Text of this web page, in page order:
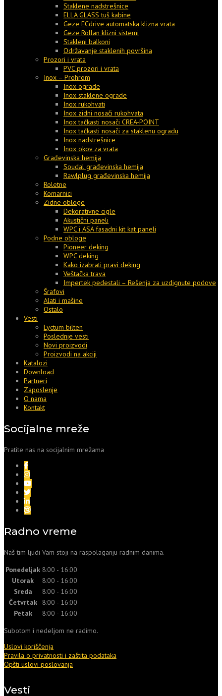
Staklene nadstrešnice
ELLA GLASS tuš kabine
Geze ECdrive automatska klizna vrata
Geze Rollan klizni sistemi
Stakleni balkoni
Održavanje staklenih površina
Prozori i vrata
PVC prozori i vrata
Inox – Prohrom
Inox ograde
Inox staklene ograde
Inox rukohvati
Inox zidni nosači rukohvata
Inox tačkasti nosači CREA-POINT
Inox tačkasti nosači za staklenu ogradu
Inox nadstrešnice
Inox okov za vrata
Građevinska hemija
Soudal građevinska hemija
Rawlplug građevinska hemija
Roletne
Komarnici
Zidne obloge
Dekorativne cigle
Akustični paneli
WPC i ASA fasadni kit kat paneli
Podne obloge
Pioneer deking
WPC deking
Kako izabrati pravi deking
Veštačka trava
Impertek pedestali – Rešenja za uzdignute podove
Šrafovi
Alati i mašine
Ostalo
Vesti
Lyctum bilten
Poslednje vesti
Novi proizvodi
Proizvodi na akciji
Katalozi
Download
Partneri
Zaposlenje
O nama
Kontakt
Socijalne mreže
Pratite nas na socijalnim mrežama
Radno vreme
Naš tim ljudi Vam stoji na raspolaganju radnim danima.
Ponedeljak 8:00 - 16:00
Utorak
8:00 - 16:00
Sreda
8:00 - 16:00
Četvrtak
8:00 - 16:00
Petak
8:00 - 16:00
Subotom i nedeljom ne radimo.
Uslovi koriščenja
Pravila o privatnosti i zaštita podataka
Opšti uslovi poslovanja
Vesti